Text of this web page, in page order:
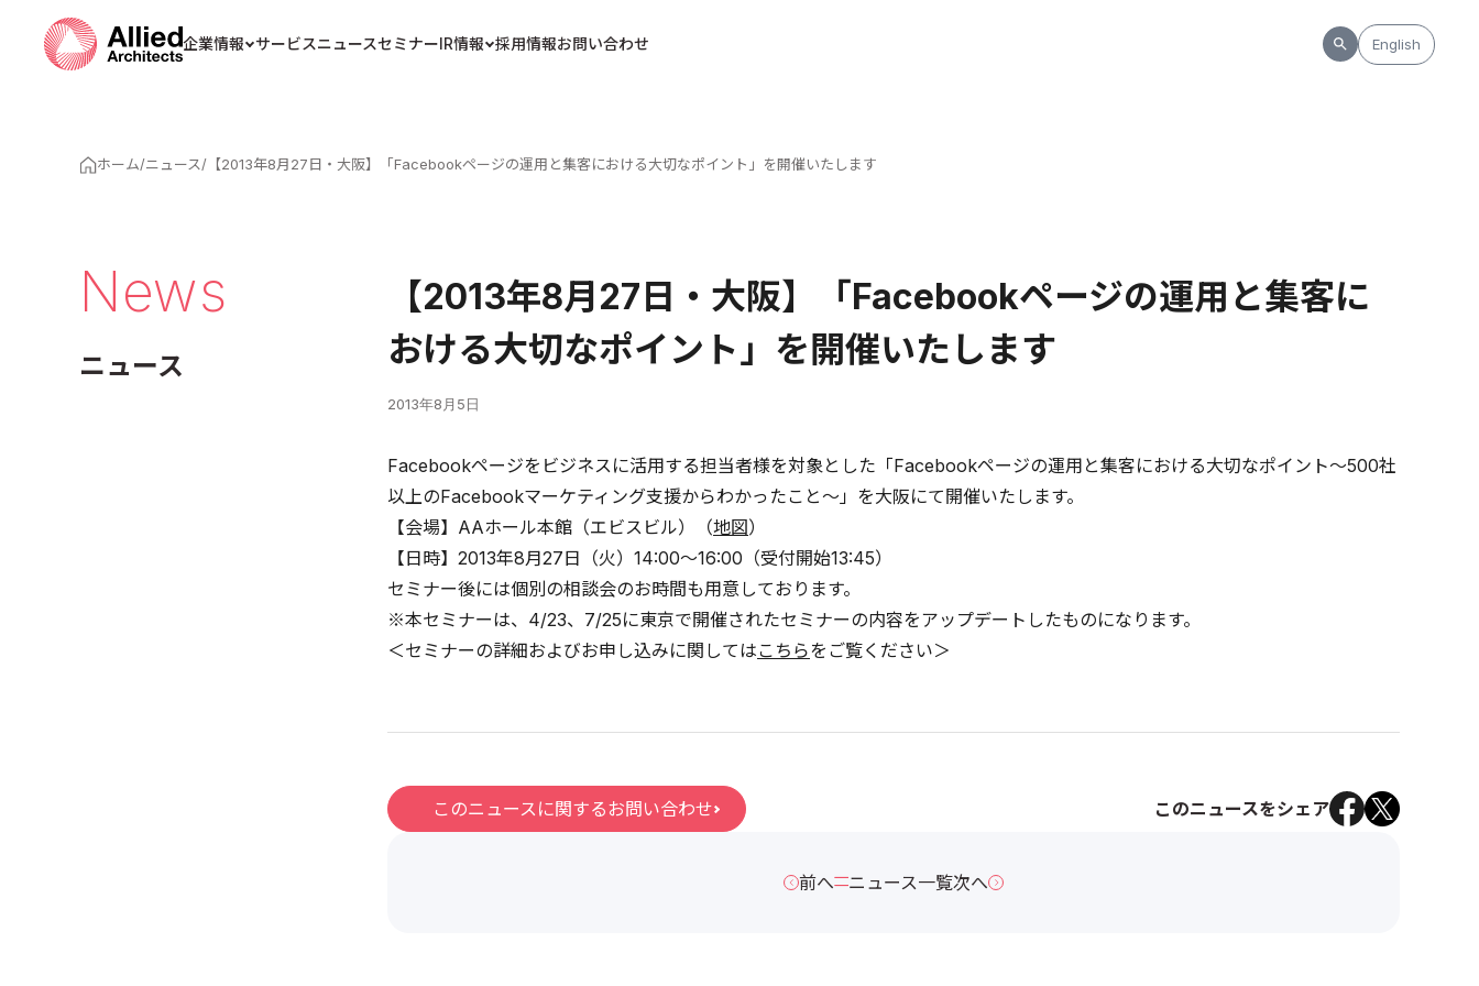
企業情報 サービスニュースセミナーIR情報 採用情報お問い合わせ English
ホーム/ニュース/ 【2013年8月27日・大阪】「Facebookページの運用と集客における大切なポイント」を開催いたします
News
ニュース
【2013年8月27日・大阪】「Facebookページの運用と集客に
おける大切なポイント」を開催いたします
2013年8月5日
Facebookページをビジネスに活用する担当者様を対象とした「Facebookページの運用と集客における大切なポイント～500社
以上のFacebookマーケティング支援からわかったこと～」を大阪にて開催いたします。
【会場】AAホール本館（エビスビル）（地図）
【日時】2013年8月27日（火）14:00～16:00（受付開始13:45）
セミナー後には個別の相談会のお時間も用意しております。
※本セミナーは、4/23、7/25に東京で開催されたセミナーの内容をアップデートしたものになります。
＜セミナーの詳細およびお申し込みに関しては こちらをご覧ください＞
このニュースに関するお問い合わせ このニュースをシェア
前へ ニュース一覧次へ